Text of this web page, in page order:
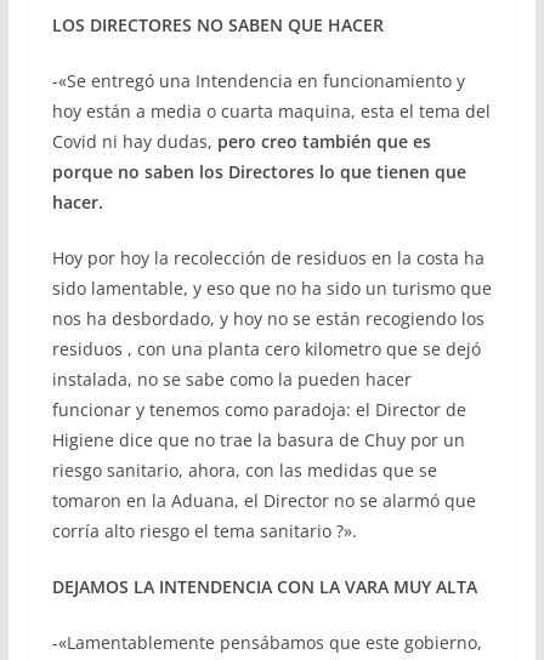
LOS DIRECTORES NO SABEN QUE HACER
-«Se entregó una Intendencia en funcionamiento y
hoy están a media o cuarta maquina, esta el tema del
Covid ni hay dudas, pero creo también que es
porque no saben los Directores lo que tienen que
hacer.
Hoy por hoy la recolección de residuos en la costa ha
sido lamentable, y eso que no ha sido un turismo que
nos ha desbordado, y hoy no se están recogiendo los
residuos , con una planta cero kilometro que se dejó
instalada, no se sabe como la pueden hacer
funcionar y tenemos como paradoja: el Director de
Higiene dice que no trae la basura de Chuy por un
riesgo sanitario, ahora, con las medidas que se
tomaron en la Aduana, el Director no se alarmó que
corría alto riesgo el tema sanitario ?».
DEJAMOS LA INTENDENCIA CON LA VARA MUY ALTA
-«Lamentablemente pensábamos que este gobierno,